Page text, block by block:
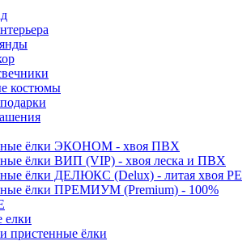
костюмы
ёлки ЭКОНОМ - хвоя ПВХ
ёлки ВИП (VIP) - хвоя леска и ПВХ
ёлки ДЕЛЮКС (Delux) - литая хвоя РЕ
ёлки ПРЕМИУМ (Premium) - 100%
елки
пристенные ёлки